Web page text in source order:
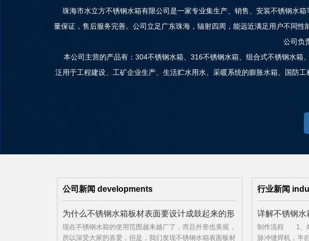
珠海市水立方不锈钢水箱有限公司是一家专业集生产、销售、安装不锈钢水
量保证，售后服务完善。公司立足广东珠海，辐射四周，能远近满足用户不同
公司负
本公司主营的产品有：304不锈钢水箱、316不锈钢水箱、组合式不锈钢水箱
泛用于工程建设、工矿企业生产、生活贮水用水、采暖系统的膨胀水箱、国防
公司新闻 developments
为什么不锈钢水箱板材表面要设计成鼓起来的形
状呢？
现在不锈钢水箱的使用范围越来越广了，而且外形也美观，
所以深受大家的喜爱，但是，我们发现不锈钢水箱表面板材
行业新闻
详解不锈钢水
呢？
制作流程 1、焊
脉冲缝焊机，半